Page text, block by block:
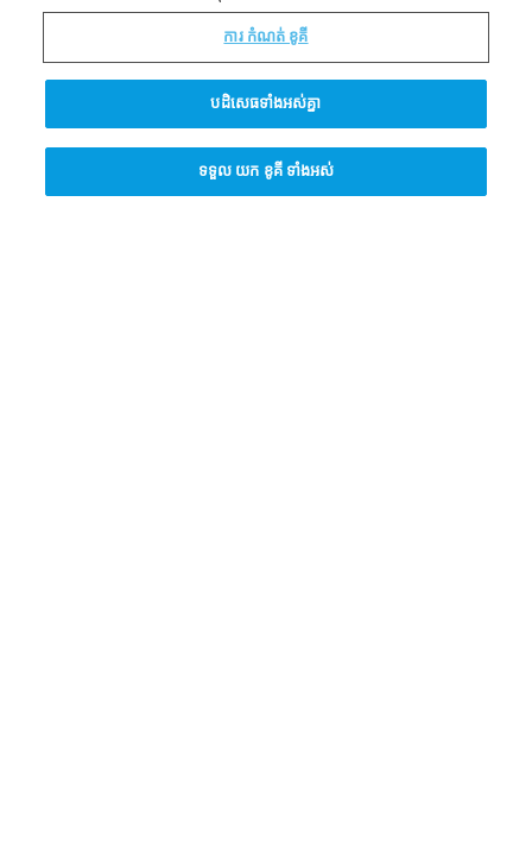
សំណួរលោកសាស្រ្តាចារ្យក្វាន់ទុម
តើព្រះជាម្ចាស់កើតឡើងដោយរបៀបណា?
ការ កំណត់ ខូគី
បដិសេធទាំងអស់គ្នា
ទទួល យក ខូគី ទាំងអស់